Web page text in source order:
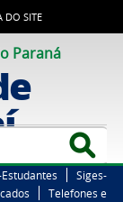
DO SITE
Paraná
Siges-
Telefones e